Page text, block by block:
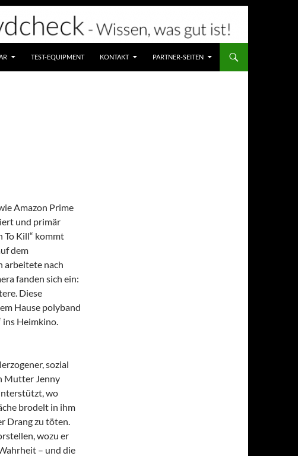
TEST-EQUIPMENT KONTAKT PARTNER-SEITEN
Amazon Prime
und primär
To Kill“ kommt
dem
arbeitete nach
fanden sich ein:
Diese
Hause polyband
ins Heimkino.
sozial
Mutter Jenny
wo
brodelt in ihm
Drang zu töten.
wozu er
– und die